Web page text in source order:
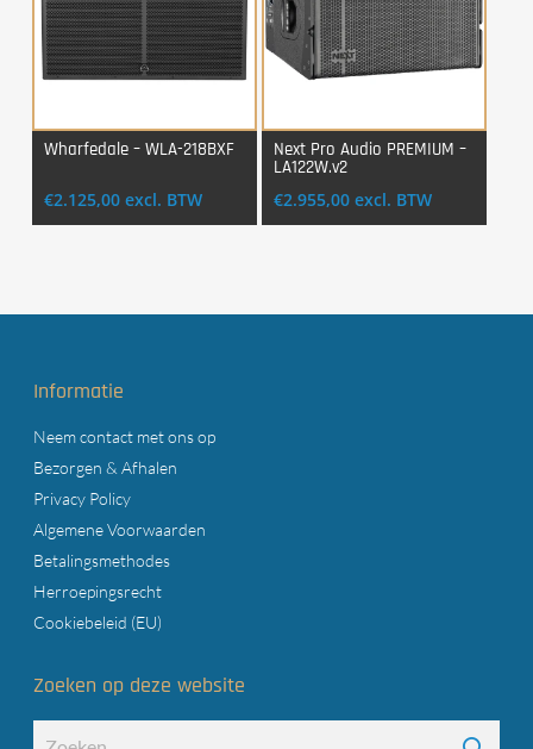
Wharfedale – WLA-218BXF
€2.125,00 excl. BTW
Login Voor Aankoop
Next Pro Audio PREMIUM –
LA122W.v2
€2.955,00 excl. BTW
Informatie
Neem contact met ons op
Bezorgen & Afhalen
Privacy Policy
Algemene Voorwaarden
Betalingsmethodes
Herroepingsrecht
Cookiebeleid (EU)
Zoeken op deze website